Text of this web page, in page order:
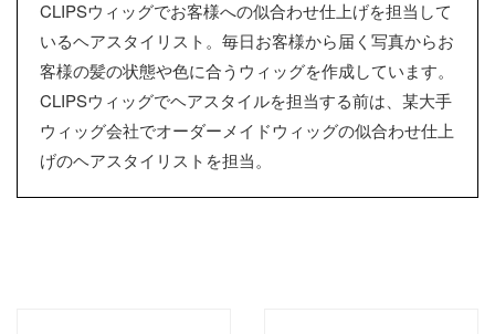
CLIPSウィッグでお客様への似合わせ仕上げを担当して
いるヘアスタイリスト。毎日お客様から届く写真からお
客様の髪の状態や色に合うウィッグを作成しています。
CLIPSウィッグでヘアスタイルを担当する前は、某大手
ウィッグ会社でオーダーメイドウィッグの似合わせ仕上
げのヘアスタイリストを担当。